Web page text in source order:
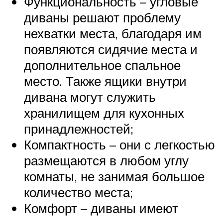
диваны решают проблему
нехватки места, благодаря им
появляются сидячие места и
дополнительное спальное
место. Также ящики внутри
дивана могут служить
хранилищем для кухонных
принадлежностей;
Компактность – они с легкостью
размещаются в любом углу
комнаты, не занимая большое
количество места;
Комфорт – диваны имеют